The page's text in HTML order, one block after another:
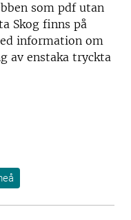
som pdf utan
Skog finns på
information om
av enstaka tryckta